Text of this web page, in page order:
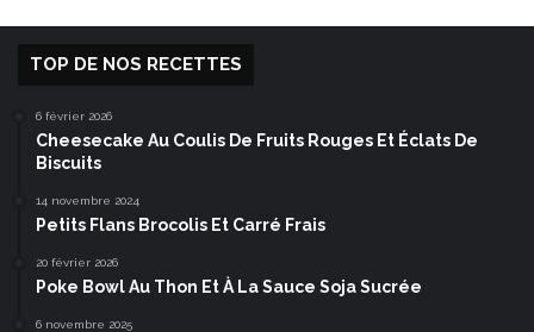
TOP DE NOS RECETTES
6 février 2026
Cheesecake Au Coulis De Fruits Rouges Et Éclats De
Biscuits
14 novembre 2024
Petits Flans Brocolis Et Carré Frais
20 février 2026
Poke Bowl Au Thon Et À La Sauce Soja Sucrée
6 novembre 2025